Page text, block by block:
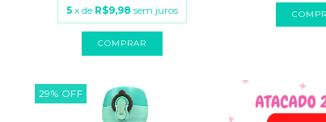
5 x de R$9,98 sem juros
COMPRAR
29% OFF